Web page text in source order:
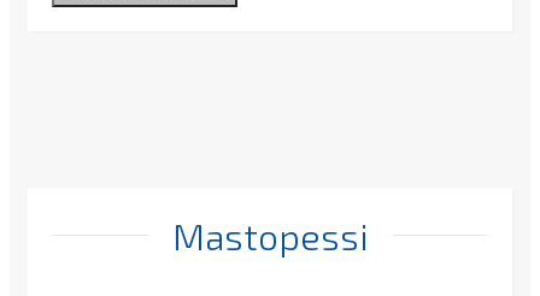
Mastopessi